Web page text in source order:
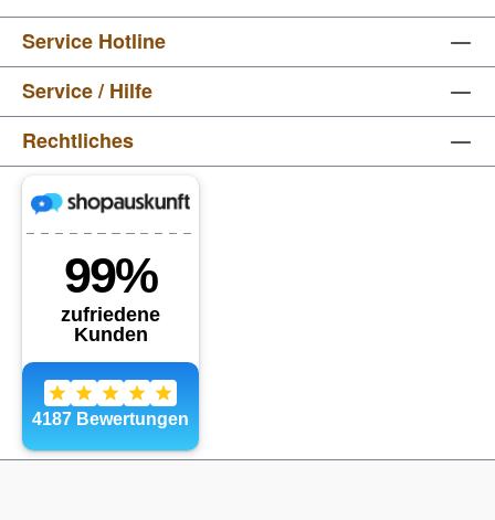
Service Hotline
Service / Hilfe
Rechtliches